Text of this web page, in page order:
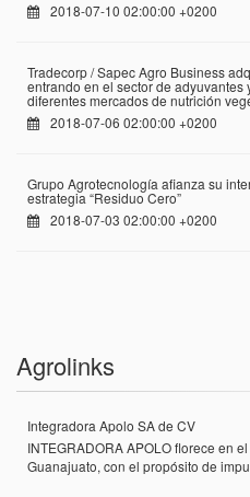
2018-07-10 02:00:00 +0200
Tradecorp / Sapec Agro Business
entrando en el sector de
diferentes mercados de nutrición
2018-07-06 02:00:00 +0200
Grupo Agrotecnología afianza su
estrategia “Residuo Cero”
2018-07-03 02:00:00 +0200
Agrolinks
Integradora Apolo SA de CV
INTEGRADORA APOLO florece en
Guanajuato, con el propósito de